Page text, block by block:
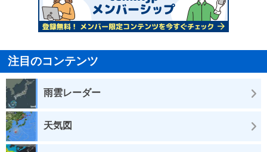
注目のコンテンツ
雨雲レーダー
天気図